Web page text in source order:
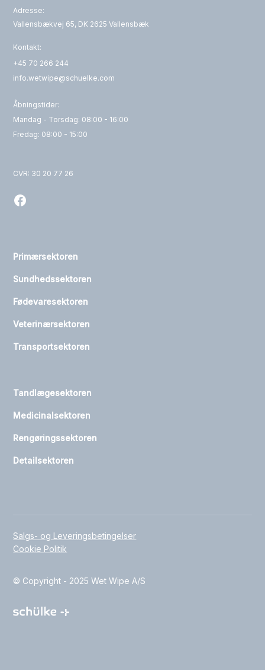
Adresse:
Vallensbækvej 65, DK 2625 Vallensbæk
Kontakt:
+45 70 266 244
info.wetwipe@schuelke.com
Åbningstider:
Mandag - Torsdag: 08:00 - 16:00
Fredag: 08:00 - 15:00
CVR: 30 20 77 26
Primærsektoren
Sundhedssektoren
Fødevaresektoren
Veterinærsektoren
Transportsektoren
Tandlægesektoren
Medicinalsektoren
Rengøringssektoren
Detailsektoren
© Copyright - 2025 Wet Wipe A/S
Salgs- og Leveringsbetingelser
Cookie Politik